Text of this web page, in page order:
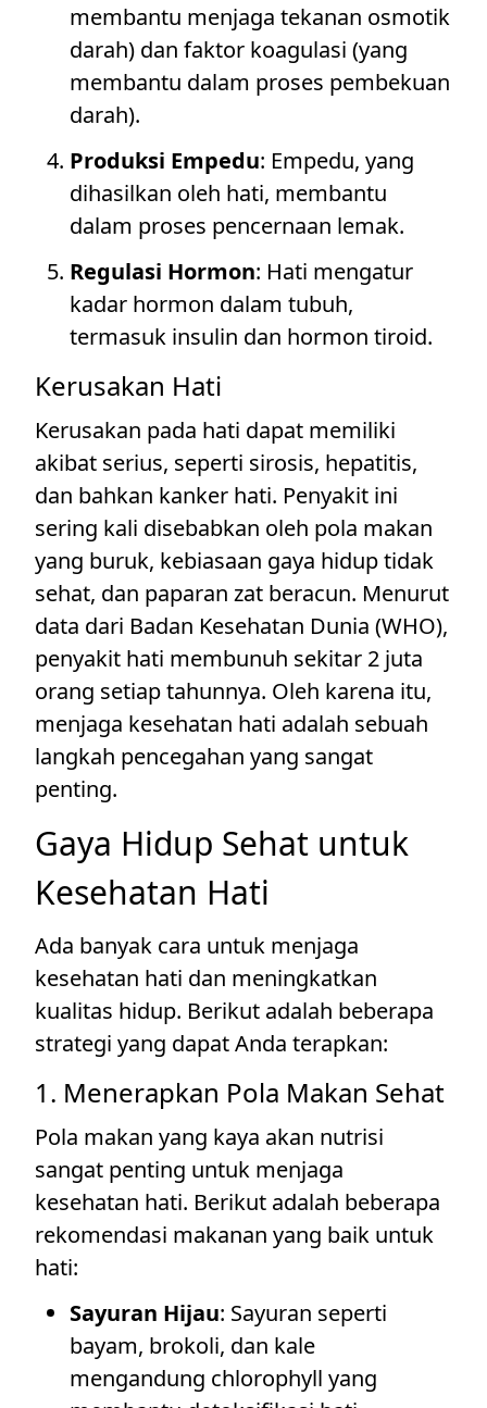
membantu menjaga tekanan osmotik
darah) dan faktor koagulasi (yang
membantu dalam proses pembekuan
darah).
Produksi Empedu: Empedu, yang
dihasilkan oleh hati, membantu
dalam proses pencernaan lemak.
Regulasi Hormon: Hati mengatur
kadar hormon dalam tubuh,
termasuk insulin dan hormon tiroid.
Kerusakan Hati
Kerusakan pada hati dapat memiliki
akibat serius, seperti sirosis, hepatitis,
dan bahkan kanker hati. Penyakit ini
sering kali disebabkan oleh pola makan
yang buruk, kebiasaan gaya hidup tidak
sehat, dan paparan zat beracun. Menurut
data dari Badan Kesehatan Dunia (WHO),
penyakit hati membunuh sekitar 2 juta
orang setiap tahunnya. Oleh karena itu,
menjaga kesehatan hati adalah sebuah
langkah pencegahan yang sangat
penting.
Gaya Hidup Sehat untuk
Kesehatan Hati
Ada banyak cara untuk menjaga
kesehatan hati dan meningkatkan
kualitas hidup. Berikut adalah beberapa
strategi yang dapat Anda terapkan:
1. Menerapkan Pola Makan Sehat
Pola makan yang kaya akan nutrisi
sangat penting untuk menjaga
kesehatan hati. Berikut adalah beberapa
rekomendasi makanan yang baik untuk
hati:
Sayuran Hijau: Sayuran seperti
bayam, brokoli, dan kale
mengandung chlorophyll yang